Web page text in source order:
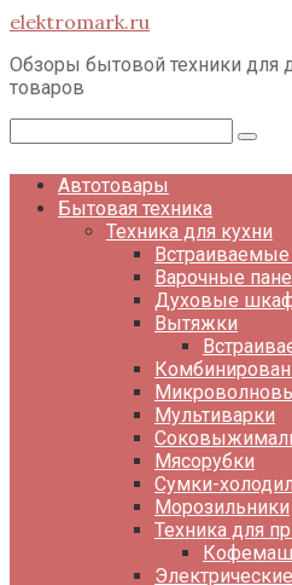
Перейти
контенту
elektromark.ru
Обзоры бытовой техники для
товаров
Автотовары
Бытовая техника
Техника для кухни
Варочные
Духовые
Вытяжки
Мультиварки
Мясорубки
Сумки-
Морозильники
Техника для